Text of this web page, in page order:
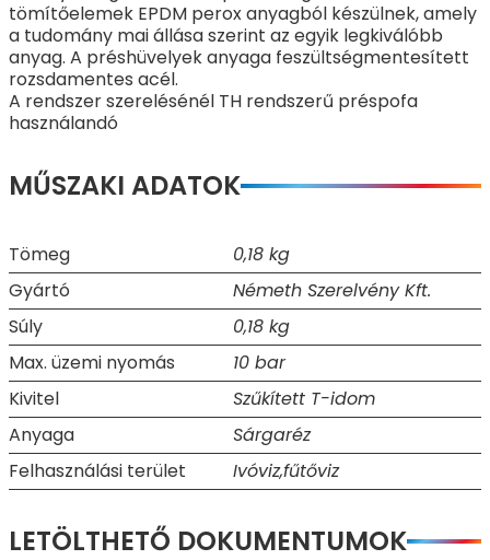
tömítőelemek EPDM perox anyagból készülnek, amely
a tudomány mai állása szerint az egyik legkiválóbb
anyag. A préshüvelyek anyaga feszültségmentesített
rozsdamentes acél.
A rendszer szerelésénél TH rendszerű préspofa
használandó
MŰSZAKI ADATOK
Tömeg
0,18 kg
Gyártó
Németh Szerelvény Kft.
Súly
0,18 kg
Max. üzemi nyomás
10 bar
Kivitel
Szűkített T-idom
Anyaga
Sárgaréz
Felhasználási terület
Ivóviz,fűtőviz
LETÖLTHETŐ DOKUMENTUMOK